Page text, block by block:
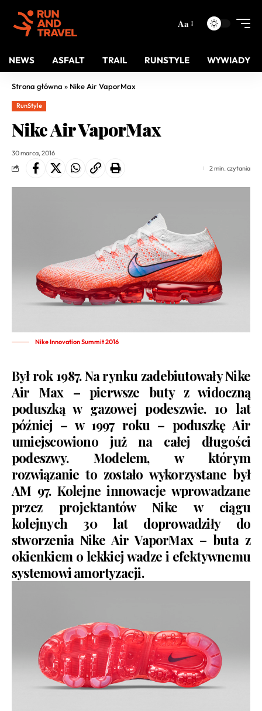
Aa
NEWS ASFALT TRAIL RUNSTYLE WYWIADY
Strona główna » Nike Air VaporMax
RunStyle
Nike Air VaporMax
30 marca, 2016
2 min. czytania
Nike Innovation Summit 2016
Był rok 1987. Na rynku zadebiutowały Nike
Air Max – pierwsze buty z widoczną
poduszką w gazowej podeszwie. 10 lat
później – w 1997 roku – poduszkę Air
umiejscowiono już na całej długości
podeszwy. Modelem, w którym
rozwiązanie to zostało wykorzystane był
AM 97. Kolejne innowacje wprowadzane
przez projektantów Nike w ciągu
kolejnych 30 lat doprowadziły do
stworzenia Nike Air VaporMax – buta z
okienkiem o lekkiej wadze i efektywnemu
systemowi amortyzacji.